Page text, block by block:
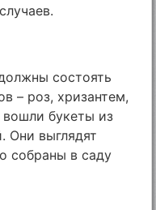
состоять
– роз, хризантем,
букеты из
Они выглядят
собраны в саду